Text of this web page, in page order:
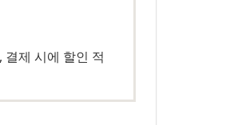
제 시에 할인 적